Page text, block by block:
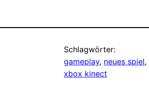
Schlagwörter:
gameplay, neues spiel,
xbox kinect